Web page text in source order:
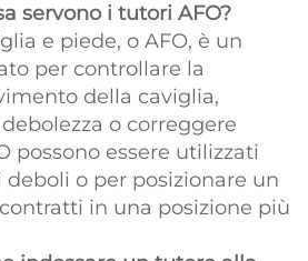
servono i tutori AFO?
e piede, o AFO, è un
per controllare la
della caviglia,
o correggere
possono essere utilizzati
deboli o per posizionare un
in una posizione più